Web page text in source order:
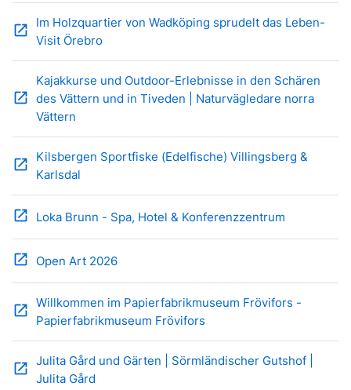
open_in_new
Im Holzquartier von Wadköping sprudelt das Leben-
Visit Örebro
open_in_new
Kajakkurse und Outdoor-Erlebnisse in den Schären
des Vättern und in Tiveden | Naturvägledare norra
Vättern
open_in_new
Kilsbergen Sportfiske (Edelfische) Villingsberg &
Karlsdal
open_in_new Loka Brunn - Spa, Hotel & Konferenzzentrum
open_in_new Open Art 2026
open_in_new Willkommen im Papierfabrikmuseum Frövifors -
Papierfabrikmuseum Frövifors
open_in_new Julita Gård und Gärten | Sörmländischer Gutshof |
Julita Gård